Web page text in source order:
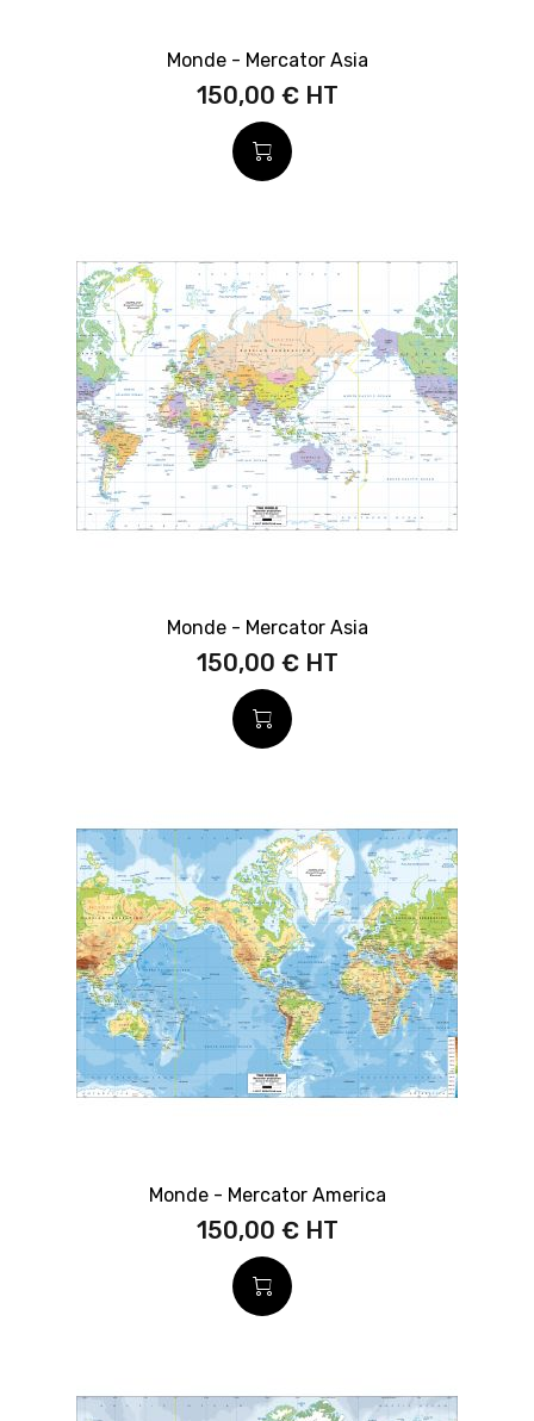
Monde - Mercator Asia
150,00 €
Monde - Mercator Asia
150,00 €
Monde - Mercator America
150,00 €